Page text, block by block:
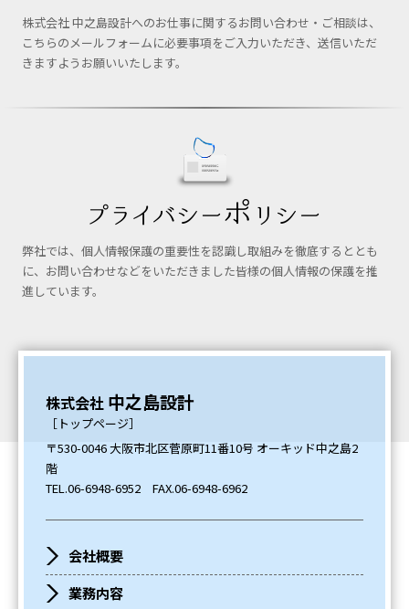
株式会社 中之島設計へのお仕事に関するお問い合わせ・ご相談は、
こちらのメールフォームに必要事項をご入力いただき、送信いただ
きますようお願いいたします。
弊社では、個人情報保護の重要性を認識し取組みを徹底するととも
に、お問い合わせなどをいただきました皆様の個人情報の保護を推
進しています。
株式会社 中之島設計
［トップページ］
〒530-0046 大阪市北区菅原町11番10号 オーキッド中之島2
階
TEL.06-6948-6952 FAX.06-6948-6962
会社概要
業務内容